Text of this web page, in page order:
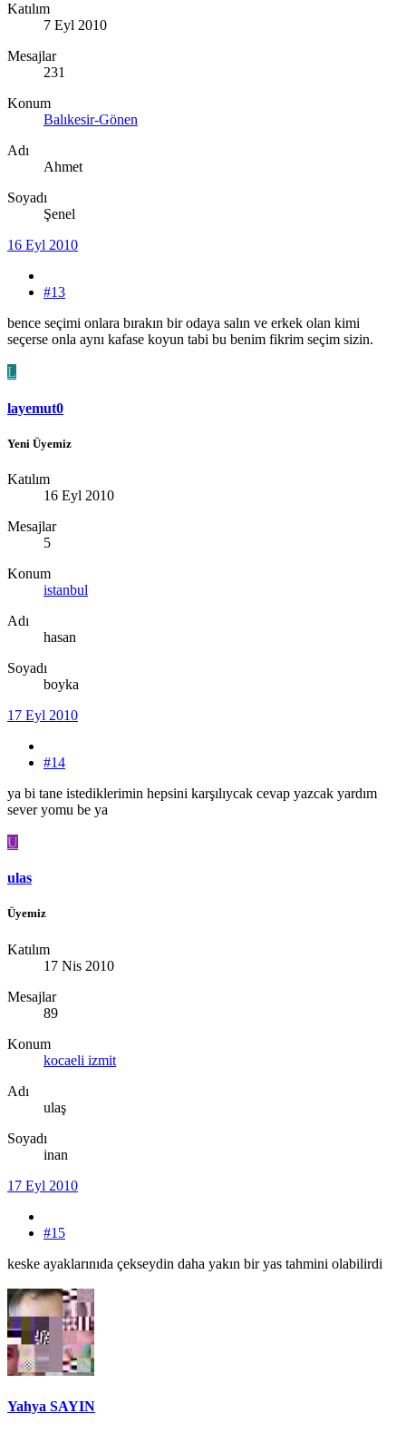
Katılım
7 Eyl 2010
Mesajlar
231
Konum
Balıkesir-Gönen
Adı
Ahmet
Soyadı
Şenel
16 Eyl 2010
#13
bence seçimi onlara bırakın bir odaya salın ve erkek olan kimi
seçerse onla aynı kafase koyun tabi bu benim fikrim seçim sizin.
L
layemut0
Yeni Üyemiz
Katılım
16 Eyl 2010
Mesajlar
5
Konum
istanbul
Adı
hasan
Soyadı
boyka
17 Eyl 2010
#14
ya bi tane istediklerimin hepsini karşılıycak cevap yazcak yardım
sever yomu be ya
U
ulas
Üyemiz
Katılım
17 Nis 2010
Mesajlar
89
Konum
kocaeli izmit
Adı
ulaş
Soyadı
inan
17 Eyl 2010
#15
keske ayaklarınıda çekseydin daha yakın bir yas tahmini olabilirdi
Yahya SAYIN